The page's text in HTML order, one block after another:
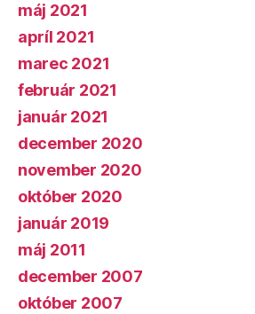
máj 2021
apríl 2021
marec 2021
február 2021
január 2021
december 2020
november 2020
október 2020
január 2019
máj 2011
december 2007
október 2007